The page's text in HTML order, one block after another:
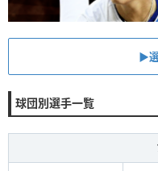
▶︎
球団別選手一覧